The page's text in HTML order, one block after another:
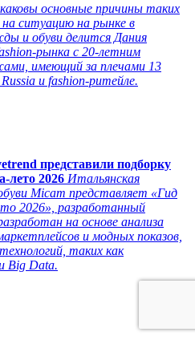
основные причины таких
на ситуацию на рынке в
и обуви делится Дания
рынка с 20-летним
имеющий за плечами 13
и fashion-ритейле.
представили подборку
лето 2026 Итальянская
Micam представляет «Гид
2026», разработанный
на основе анализа
и модных показов,
таких как
Big Data.